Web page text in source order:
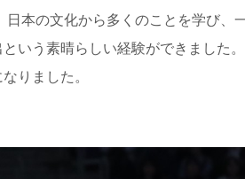
本の文化から多くのことを学び、
いう素晴らしい経験ができました
りました。